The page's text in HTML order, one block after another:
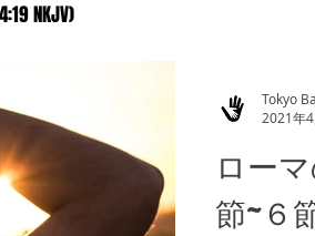
NKJV)
ロー
節~６
Tokyo
2021年